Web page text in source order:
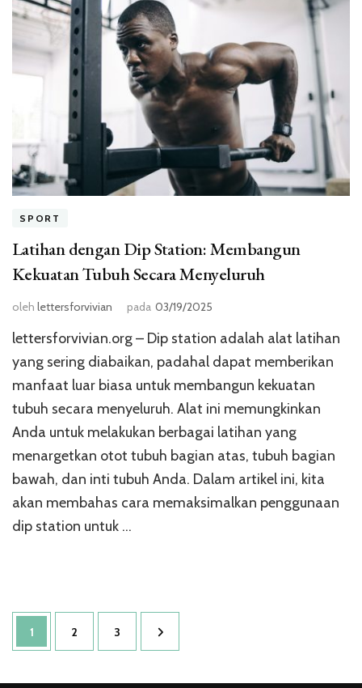
SPORT
Latihan dengan Dip Station: Membangun
Kekuatan Tubuh Secara Menyeluruh
oleh lettersforvivian pada 03/19/2025
lettersforvivian.org – Dip station adalah alat latihan
yang sering diabaikan, padahal dapat memberikan
manfaat luar biasa untuk membangun kekuatan
tubuh secara menyeluruh. Alat ini memungkinkan
Anda untuk melakukan berbagai latihan yang
menargetkan otot tubuh bagian atas, tubuh bagian
bawah, dan inti tubuh Anda. Dalam artikel ini, kita
akan membahas cara memaksimalkan penggunaan
dip station untuk …
Paginasi
pos
Halaman
1 Halaman
2 Halaman
3